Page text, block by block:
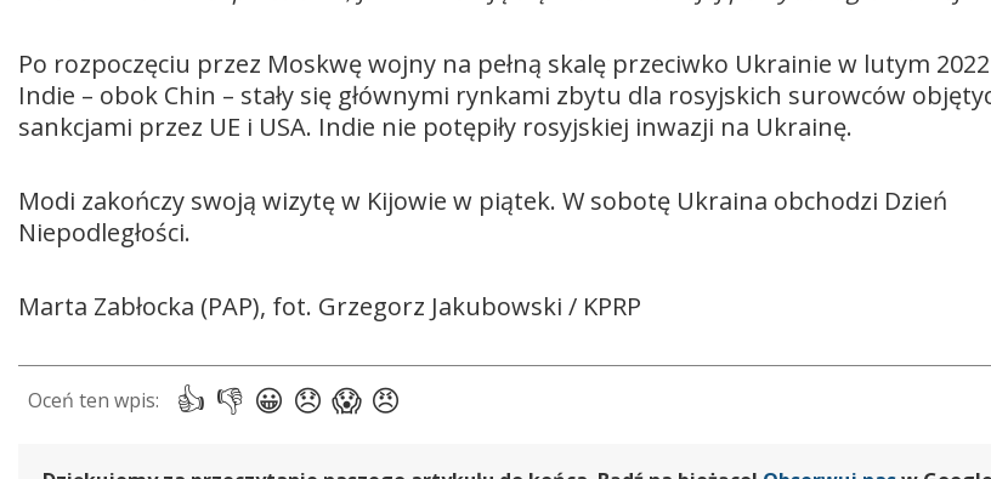
Po rozpoczęciu przez Moskwę wojny na pełną skalę przeciwko Ukrainie w lutym
Indie – obok Chin – stały się głównymi rynkami zbytu dla rosyjskich surowców
sankcjami przez UE i USA. Indie nie potępiły rosyjskiej inwazji na Ukrainę.
Modi zakończy swoją wizytę w Kijowie w piątek. W sobotę Ukraina obchodzi Dzień
Niepodległości.
Marta Zabłocka (PAP), fot. Grzegorz Jakubowski / KPRP